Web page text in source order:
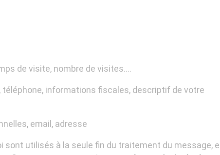
de visite, nombre de visites….
informations fiscales, descriptif de votre
email, adresse
sont utilisés à la seule fin du traitement du message,